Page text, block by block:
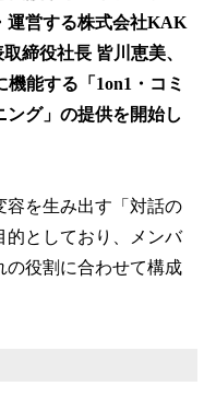
運営する株式会社KAK
締役社長 皆川恵美、
能する「1on1・コミ
ング」の提供を開始し
容を生み出す「対話の
的としており、メンバ
の役割に合わせて構成